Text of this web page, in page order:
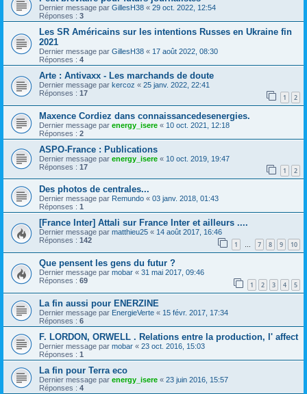
Dernier message par GillesH38 « 29 oct. 2022, 12:54
Réponses : 3
Les SR Américains sur les intentions Russes en Ukraine fin
2021
Dernier message par GillesH38 « 17 août 2022, 08:30
Réponses : 4
Arte : Antivaxx - Les marchands de doute
Dernier message par kercoz « 25 janv. 2022, 22:41
Réponses : 17 1 2
Maxence Cordiez dans connaissancedesenergies.
Dernier message par energy_isere « 10 oct. 2021, 12:18
Réponses : 2
ASPO-France : Publications
Dernier message par energy_isere « 10 oct. 2019, 19:47
Réponses : 17 1 2
Des photos de centrales...
Dernier message par Remundo « 03 janv. 2018, 01:43
Réponses : 1
[France Inter] Attali sur France Inter et ailleurs ....
Dernier message par matthieu25 « 14 août 2017, 16:46
Réponses : 142 1 … 7 8 9 10
Que pensent les gens du futur ?
Dernier message par mobar « 31 mai 2017, 09:46
Réponses : 69 1 2 3 4 5
La fin aussi pour ENERZINE
Dernier message par EnergieVerte « 15 févr. 2017, 17:34
Réponses : 6
F. LORDON, ORWELL . Relations entre la production, l' affect
Dernier message par mobar « 23 oct. 2016, 15:03
Réponses : 1
La fin pour Terra eco
Dernier message par energy_isere « 23 juin 2016, 15:57
Réponses : 4